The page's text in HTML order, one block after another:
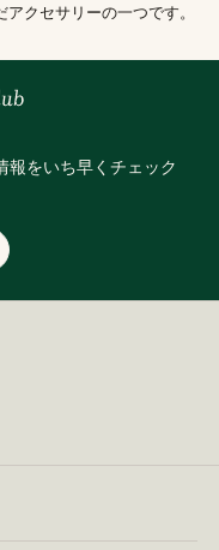
クセサリーの一つです。
報をいち早くチェック